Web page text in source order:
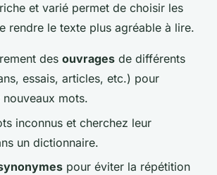
et varié permet de choisir les
rendre le texte plus agréable à lire.
des ouvrages de différents
essais, articles, etc.) pour
mots.
inconnus et cherchez leur
un dictionnaire.
pour éviter la répétition